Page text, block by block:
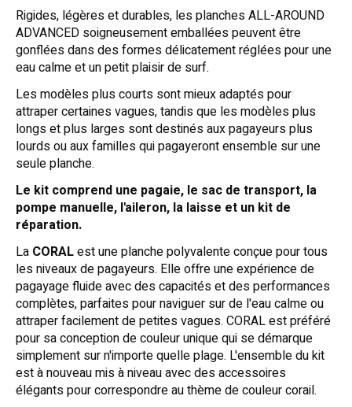
Rigides, légères et durables, les planches ALL-AROUND
ADVANCED soigneusement emballées peuvent être
gonflées dans des formes délicatement réglées pour une
eau calme et un petit plaisir de surf.
Les modèles plus courts sont mieux adaptés pour
attraper certaines vagues, tandis que les modèles plus
longs et plus larges sont destinés aux pagayeurs plus
lourds ou aux familles qui pagayeront ensemble sur une
seule planche.
Le kit comprend une pagaie, le sac de transport, la
pompe manuelle, l'aileron, la laisse et un kit de
réparation.
La CORALest une planche polyvalente conçue pour tous
les niveaux de pagayeurs. Elle offre une expérience de
pagayage fluide avec des capacités et des performances
complètes, parfaites pour naviguer sur de l'eau calme ou
attraper facilement de petites vagues. CORAL est préféré
pour sa conception de couleur unique qui se démarque
simplement sur n'importe quelle plage. L'ensemble du kit
est à nouveau mis à niveau avec des accessoires
élégants pour correspondre au thème de couleur corail.